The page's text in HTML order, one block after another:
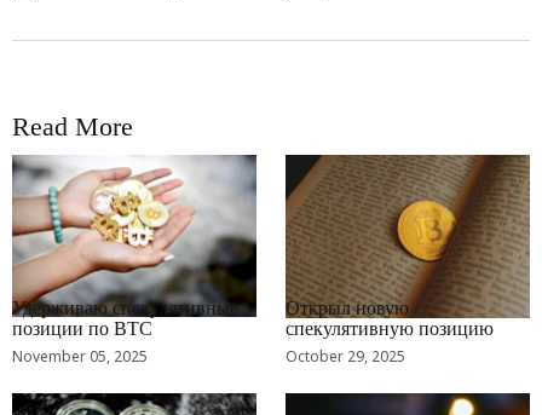
Read More
RRCNEWS_RU
Удерживаю спекулятивные
позиции по BTC
November 05, 2025
RRCNEWS_RU
Открыл новую
спекулятивную позицию
October 29, 2025